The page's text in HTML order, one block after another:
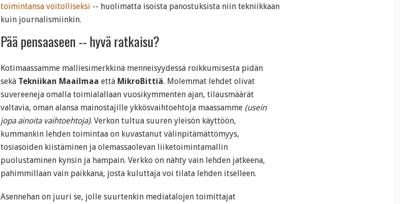
toimintansa voitolliseksi -- huolimatta isoista panostuksista niin tekniikkaan
kuin journalismiinkin.
Pää pensaaseen -- hyvä ratkaisu?
Kotimaassamme malliesimerkkinä menneisyydessä roikkumisesta pidän
sekä Tekniikan Maailmaa että MikroBittiä. Molemmat lehdet olivat
suvereeneja omalla toimialallaan vuosikymmenten ajan, tilausmäärät
valtavia, oman alansa mainostajille ykkösvaihtoehtoja maassamme (usein
jopa ainoita vaihtoehtoja). Verkon tultua suuren yleisön käyttöön,
kummankin lehden toimintaa on kuvastanut välinpitämättömyys,
tosiasoiden kiistäminen ja olemassaolevan liiketoimintamallin
puolustaminen kynsin ja hampain. Verkko on nähty vain lehden jatkeena,
pahimmillaan vain paikkana, josta kuluttaja voi tilata lehden itselleen.
Asennehan on juuri se, jolle suurtenkin mediatalojen toimittajat